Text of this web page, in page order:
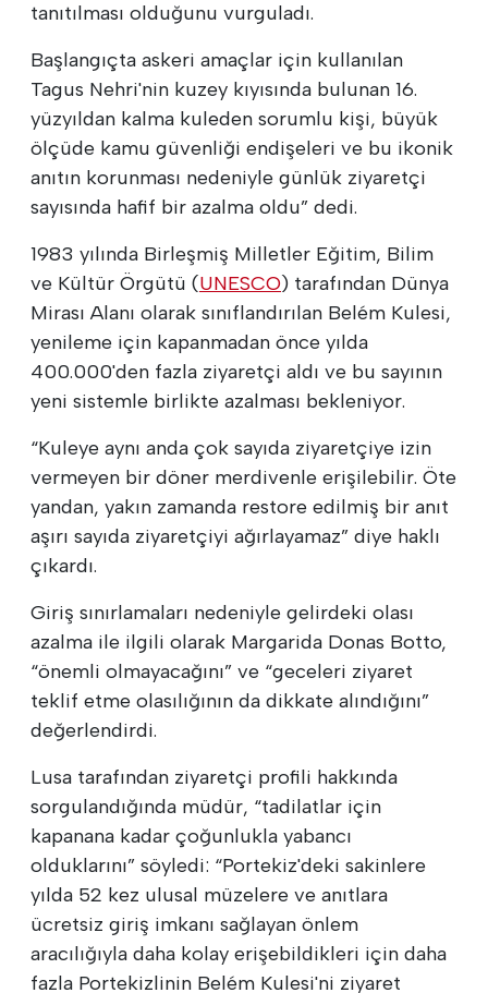
tanıtılması olduğunu vurguladı.
Başlangıçta askeri amaçlar için kullanılan
Tagus Nehri'nin kuzey kıyısında bulunan 16.
yüzyıldan kalma kuleden sorumlu kişi, büyük
ölçüde kamu güvenliği endişeleri ve bu ikonik
anıtın korunması nedeniyle günlük ziyaretçi
sayısında hafif bir azalma oldu” dedi.
1983 yılında Birleşmiş Milletler Eğitim, Bilim
ve Kültür Örgütü (UNESCO) tarafından Dünya
Mirası Alanı olarak sınıflandırılan Belém Kulesi,
yenileme için kapanmadan önce yılda
400.000'den fazla ziyaretçi aldı ve bu sayının
yeni sistemle birlikte azalması bekleniyor.
“Kuleye aynı anda çok sayıda ziyaretçiye izin
vermeyen bir döner merdivenle erişilebilir. Öte
yandan, yakın zamanda restore edilmiş bir anıt
aşırı sayıda ziyaretçiyi ağırlayamaz” diye haklı
çıkardı.
Giriş sınırlamaları nedeniyle gelirdeki olası
azalma ile ilgili olarak Margarida Donas Botto,
“önemli olmayacağını” ve “geceleri ziyaret
teklif etme olasılığının da dikkate alındığını”
değerlendirdi.
Lusa tarafından ziyaretçi profili hakkında
sorgulandığında müdür, “tadilatlar için
kapanana kadar çoğunlukla yabancı
olduklarını” söyledi: “Portekiz'deki sakinlere
yılda 52 kez ulusal müzelere ve anıtlara
ücretsiz giriş imkanı sağlayan önlem
aracılığıyla daha kolay erişebildikleri için daha
fazla Portekizlinin Belém Kulesi'ni ziyaret